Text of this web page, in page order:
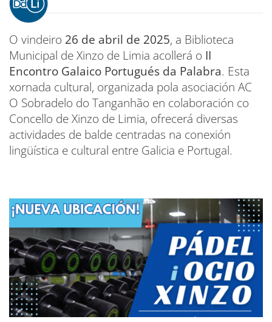
O vindeiro 26 de abril de 2025, a Biblioteca
Municipal de Xinzo de Limia acollerá o II
Encontro Galaico Portugués da Palabra. Esta
xornada cultural, organizada pola asociación AC
O Sobradelo do Tanganhão en colaboración co
Concello de Xinzo de Limia, ofrecerá diversas
actividades de balde centradas na conexión
lingüística e cultural entre Galicia e Portugal.